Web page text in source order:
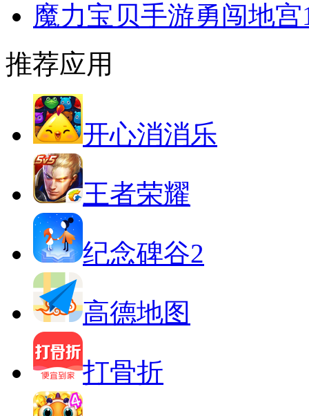
魔力宝贝手游勇闯地
推荐应用
开心消消乐
王者荣耀
纪念碑谷2
高德地图
打骨折